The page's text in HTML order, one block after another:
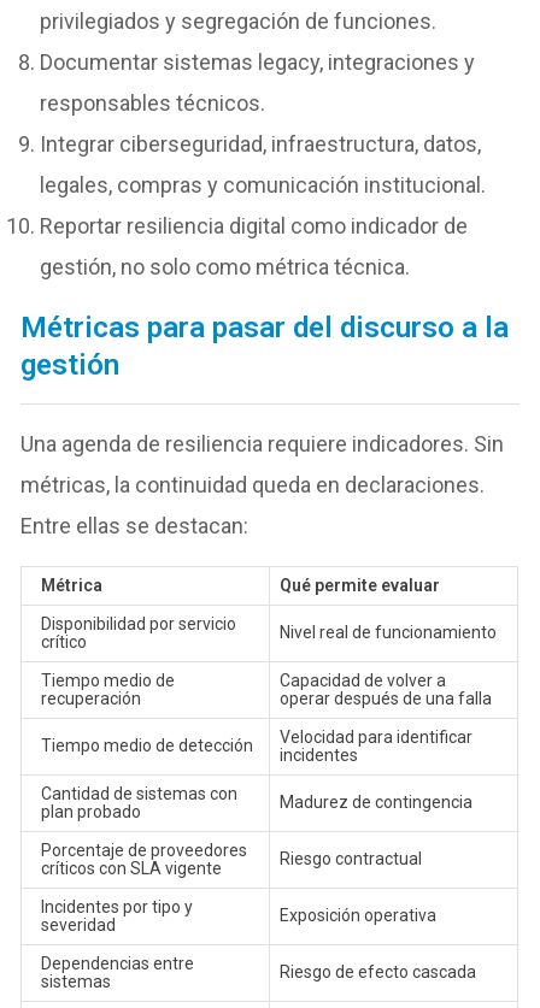
privilegiados y segregación de funciones.
Documentar sistemas legacy, integraciones y
responsables técnicos.
Integrar ciberseguridad, infraestructura, datos,
legales, compras y comunicación institucional.
Reportar resiliencia digital como indicador de
gestión, no solo como métrica técnica.
Métricas para pasar del discurso a la
gestión
Una agenda de resiliencia requiere indicadores. Sin
métricas, la continuidad queda en declaraciones.
Entre ellas se destacan:
Métrica
Qué permite evaluar
Disponibilidad por servicio
crítico
Nivel real de funcionamiento
Tiempo medio de
recuperación
Capacidad de volver a
operar después de una falla
Tiempo medio de detección
Velocidad para identificar
incidentes
Cantidad de sistemas con
plan probado
Madurez de contingencia
Porcentaje de proveedores
críticos con SLA vigente
Riesgo contractual
Incidentes por tipo y
severidad
Exposición operativa
Dependencias entre
sistemas
Riesgo de efecto cascada